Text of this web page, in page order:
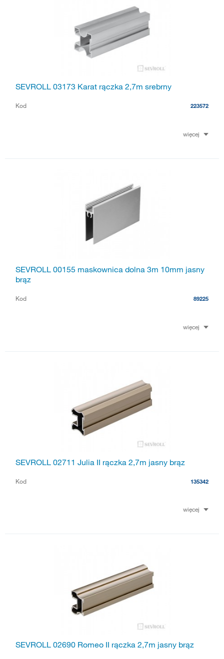
SEVROLL 03173 Karat rączka 2,7m srebrny
Kod 223572
więcej
SEVROLL 00155 maskownica dolna 3m 10mm jasny
brąz
Kod 89225
więcej
SEVROLL 02711 Julia II rączka 2,7m jasny brąz
Kod 135342
więcej
SEVROLL 02690 Romeo II rączka 2,7m jasny brąz